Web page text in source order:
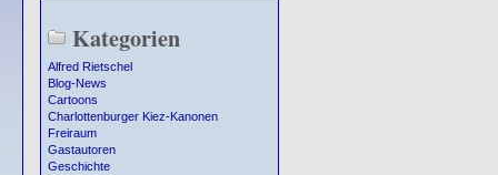
Kategorien
Alfred Rietschel
Blog-News
Cartoons
Charlottenburger Kiez-Kanonen
Freiraum
Gastautoren
Geschichte